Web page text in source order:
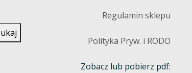
Regulamin sklepu
Polityka Pryw. i RODO
Zobacz lub pobierz pdf: